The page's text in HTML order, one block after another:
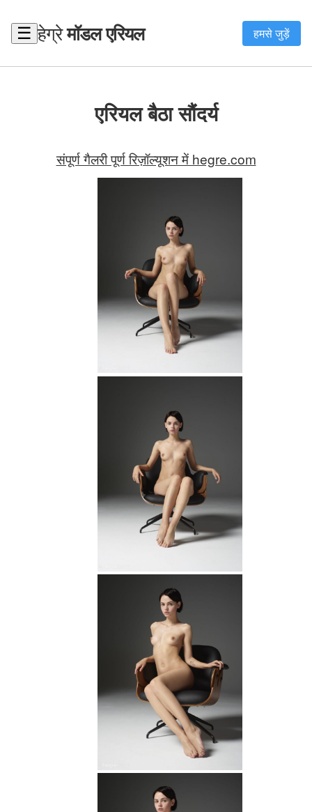
☰ हेग्रेमॉडल एरियल हमसे जुड़ें
एरियल बैठा सौंदर्य
संपूर्ण गैलरी पूर्ण रिज़ॉल्यूशन में hegre.com